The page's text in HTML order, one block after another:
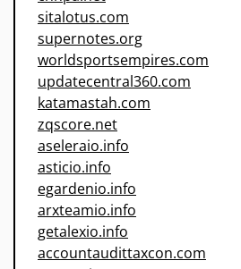
sitalotus.com
supernotes.org
worldsportsempires.com
updatecentral360.com
katamastah.com
zqscore.net
aseleraio.info
asticio.info
egardenio.info
arxteamio.info
getalexio.info
accountaudittaxcon.com